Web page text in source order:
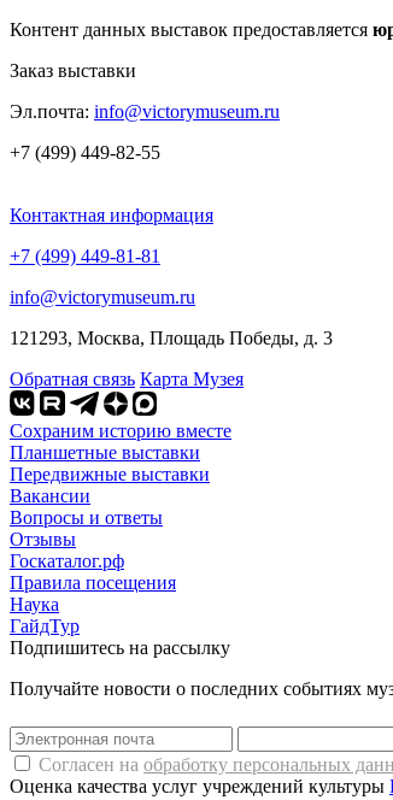
Контент данных выставок предоставляется
Заказ выставки
Эл.почта: info@victorymuseum.ru
+7 (499) 449-82-55
Контактная информация
+7 (499) 449-81-81
info@victorymuseum.ru
121293, Москва, Площадь Победы, д. 3
Обратная связь Карта Музея
Сохраним историю вместе
Планшетные выставки
Передвижные выставки
Вакансии
Вопросы и ответы
Отзывы
Госкаталог.рф
Правила посещения
Наука
ГайдТур
Подпишитесь на рассылку
Получайте новости о последних событиях
Согласен на обработку персональных
Оценка качества услуг учреждений культуры